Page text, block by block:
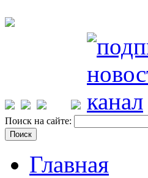
Поиск на сайте:
Главная